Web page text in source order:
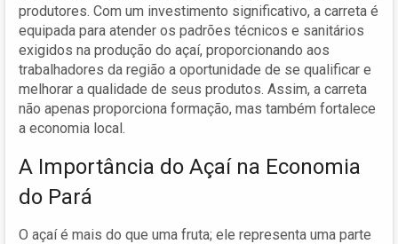
produtores. Com um investimento significativo, a carreta é
equipada para atender os padrões técnicos e sanitários
exigidos na produção do açaí, proporcionando aos
trabalhadores da região a oportunidade de se qualificar e
melhorar a qualidade de seus produtos. Assim, a carreta
não apenas proporciona formação, mas também fortalece
a economia local.
A Importância do Açaí na Economia
do Pará
O açaí é mais do que uma fruta; ele representa uma parte